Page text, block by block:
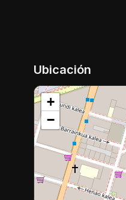
Ubicación
+
−